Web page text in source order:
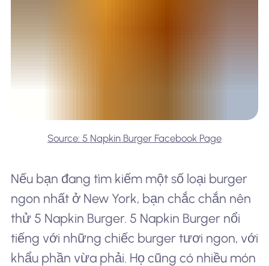
Source: 5 Napkin Burger Facebook Page
Nếu bạn đang tìm kiếm một số loại burger
ngon nhất ở New York, bạn chắc chắn nên
thử 5 Napkin Burger. 5 Napkin Burger nổi
tiếng với những chiếc burger tươi ngon, với
khẩu phần vừa phải. Họ cũng có nhiều món